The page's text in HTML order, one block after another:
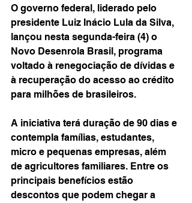
O governo federal, liderado pelo
presidente Luiz Inácio Lula da Silva,
lançou nesta segunda-feira (4) o
Novo Desenrola Brasil, programa
voltado à renegociação de dívidas e
à recuperação do acesso ao crédito
para milhões de brasileiros.
A iniciativa terá duração de 90 dias e
contempla famílias, estudantes,
micro e pequenas empresas, além
de agricultores familiares. Entre os
principais benefícios estão
descontos que podem chegar a